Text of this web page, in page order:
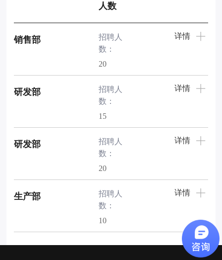
人数
销售部
招聘人
数：
20
详情
研发部
招聘人
数：
15
详情
研发部
招聘人
数：
20
详情
生产部
招聘人
数：
10
详情